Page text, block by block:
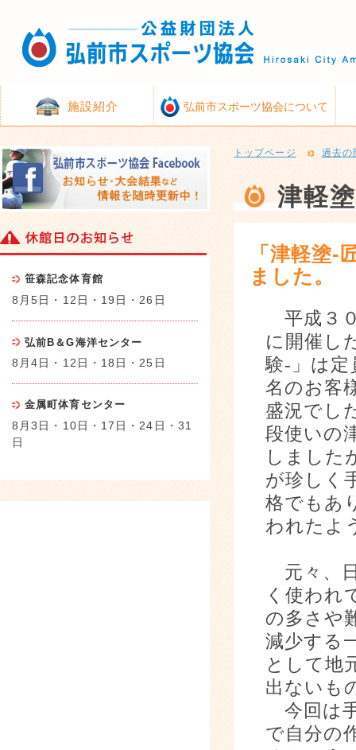
施設紹介 弘前市スポーツ協会について
トップページ 過去の
津軽
「津軽塗‐
ました。
平成３
に開催し
験‐」は
名のお客
盛況でし
段使いの
しました
が珍しく
格でもあ
われたよ
元々、
く使われ
の多さや
減少する
として地
出ないも
今回は
で自分の
笹森記念体育館
8月5日・12日・19日・26日
弘前B＆G海洋センター
8月4日・12日・18日・25日
金属町体育センター
8月3日・10日・17日・24日・31
日